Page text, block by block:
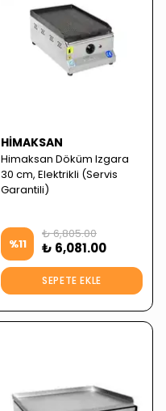
HIMAKSAN
Himaksan Döküm Izgara
30 cm, Elektrikli (Servis
Garantili)
%11
₺ 6,805.00
₺ 6,081.00
SEPETE EKLE